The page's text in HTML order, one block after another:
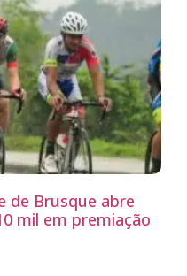
de Brusque abre
mil em premiação